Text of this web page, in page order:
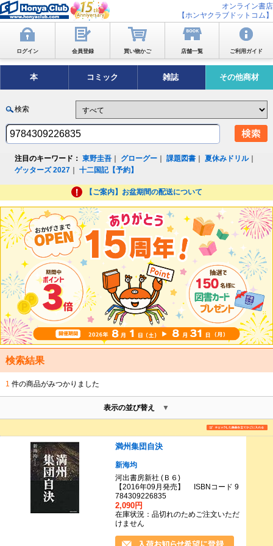
オンライン書店
【ホンヤクラブドットコム】
ログイン 会員登録 買い物かご 店舗一覧 ご利用ガイド
本 コミック 雑誌 その他商材
検索
注目のキーワード： 東野圭吾 グローグー ｜課題図書 ｜夏休みドリル｜
ゲッターズ 2027 ｜十二国記【予約】
【ご案内】お盆期間の配送について
検索結果
1 件の商品がみつかりました
表示の並び替え
満州集団自決
新海均
河出書房新社 (Ｂ６)
【2016年09月発売】 ISBNコード 9
784309226835
2,090円
在庫状況：品切れのためご注文いただ
けません